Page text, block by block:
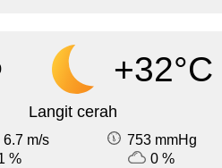
+32°C
Langit cerah
6.7 m/s
753 mmHg
%
0 %